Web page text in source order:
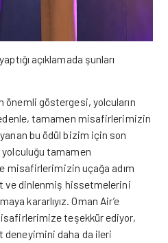
açıklamada şunları
önemli göstergesi, yolcuların
tamamen misafirlerimizin
bu ödül bizim için son
tamamen
misafirlerimizin uçağa adım
ve dinlenmiş hissetmelerini
kararlıyız. Oman Air’e
teşekkür ediyor,
deneyimini daha da ileri